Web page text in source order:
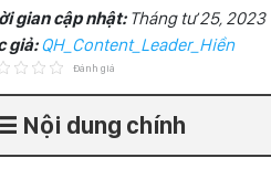
gian cập nhật: Tháng tư 25, 2023
giả:QH_Content_Leader_Hiền
Đánh giá
Nội dung chính